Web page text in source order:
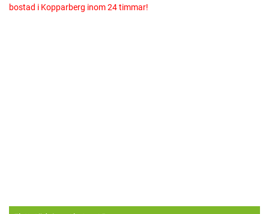
bostad i Kopparberg inom 24 timmar!